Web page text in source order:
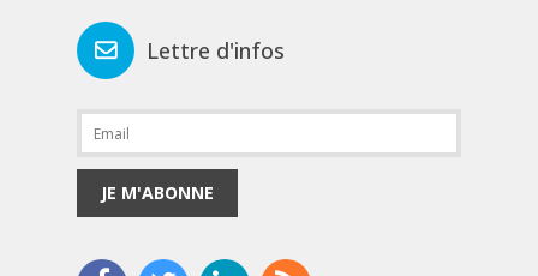
Lettre d'infos
JE M'ABONNE